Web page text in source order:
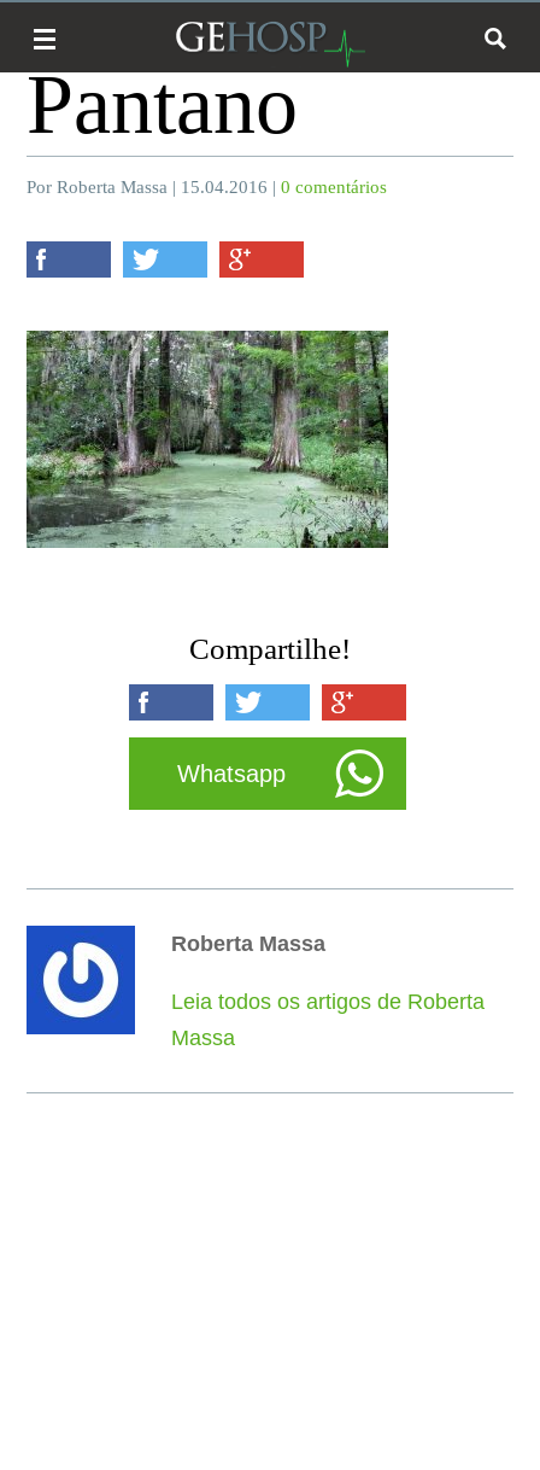
Pantano
Por Roberta Massa | 15.04.2016 |0 comentários
Compartilhe!
Whatsapp
Roberta Massa
Leia todos os artigos de Roberta
Massa